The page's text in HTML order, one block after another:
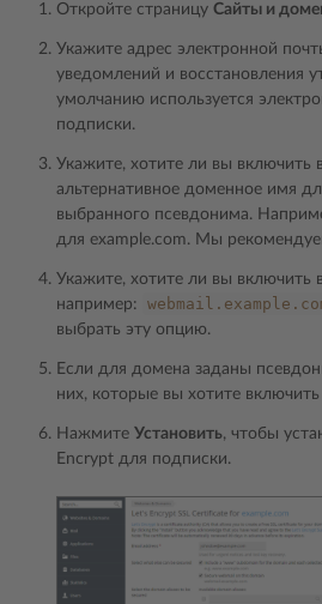
Откройте страницу Сайты и
Укажите адрес электронной
уведомлений и восстановления
умолчанию используется
подписки.
Укажите, хотите ли вы включить
альтернативное доменное имя
выбранного псевдонима.
для example.com. Мы
Укажите, хотите ли вы включить
например:
выбрать эту опцию.
Если для домена заданы
них, которые вы хотите
Нажмите Установить, чтобы
Encrypt для подписки.